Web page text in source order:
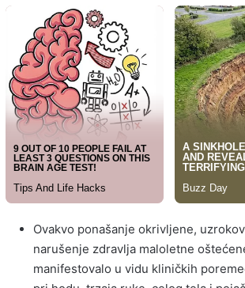
Ovakvo ponašanje okrivljene,
narušenje zdravlja maloletne
manifestovalo u vidu kliničkih